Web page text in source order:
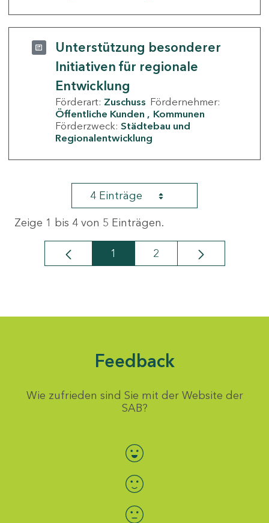
Unterstützung besonderer
Initiativen für regionale
Entwicklung
Förderart: Zuschuss Fördernehmer:
Öffentliche Kunden
Kommunen
Förderzweck: Städtebau und
Regionalentwicklung
4 Einträge
Zeige 1 bis 4 von 5 Einträgen.
Seite
1 Seite
2
Feedback
Wie zufrieden sind Sie mit der Website der
SAB?
Bewertung auswählen